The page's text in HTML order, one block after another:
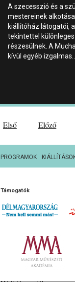
A szecesszió és a
mestereinek
kiállítóház látogatói,
tekintettel
részesülnek. A
kívül egyéb izgalmas…
Első Előző
PROGRAMOK
Támogatók